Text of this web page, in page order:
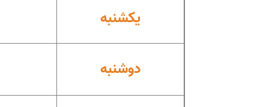
یکشنبه
دوشنبه